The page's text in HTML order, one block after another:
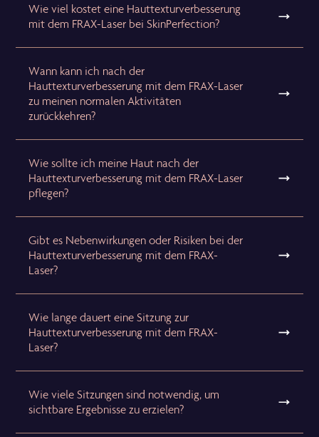
Wie viel kostet eine Hauttexturverbesserung
mit dem FRAX-Laser bei SkinPerfection?
Wann kann ich nach der
Hauttexturverbesserung mit dem FRAX-Laser
zu meinen normalen Aktivitäten
zurückkehren?
Wie sollte ich meine Haut nach der
Hauttexturverbesserung mit dem FRAX-Laser
pflegen?
Gibt es Nebenwirkungen oder Risiken bei der
Hauttexturverbesserung mit dem FRAX-
Laser?
Wie lange dauert eine Sitzung zur
Hauttexturverbesserung mit dem FRAX-
Laser?
Wie viele Sitzungen sind notwendig, um
sichtbare Ergebnisse zu erzielen?